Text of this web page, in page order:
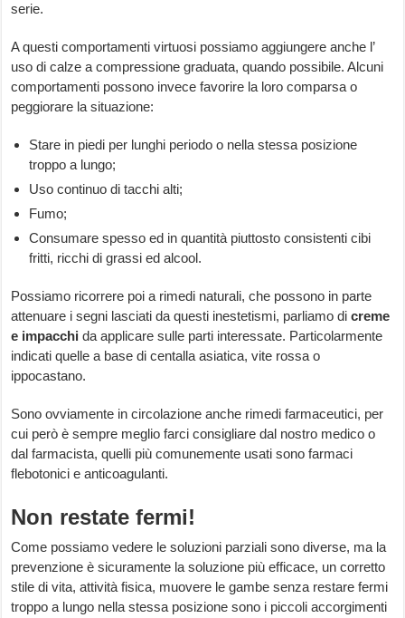
serie.
A questi comportamenti virtuosi possiamo aggiungere anche l’
uso di calze a compressione graduata, quando possibile. Alcuni
comportamenti possono invece favorire la loro comparsa o
peggiorare la situazione:
Stare in piedi per lunghi periodo o nella stessa posizione
troppo a lungo;
Uso continuo di tacchi alti;
Fumo;
Consumare spesso ed in quantità piuttosto consistenti cibi
fritti, ricchi di grassi ed alcool.
Possiamo ricorrere poi a rimedi naturali, che possono in parte
attenuare i segni lasciati da questi inestetismi, parliamo dicreme
e impacchi da applicare sulle parti interessate. Particolarmente
indicati quelle a base di centalla asiatica, vite rossa o
ippocastano.
Sono ovviamente in circolazione anche rimedi farmaceutici, per
cui però è sempre meglio farci consigliare dal nostro medico o
dal farmacista, quelli più comunemente usati sono farmaci
flebotonici e anticoagulanti.
Non restate fermi!
Come possiamo vedere le soluzioni parziali sono diverse, ma la
prevenzione è sicuramente la soluzione più efficace, un corretto
stile di vita, attività fisica, muovere le gambe senza restare fermi
troppo a lungo nella stessa posizione sono i piccoli accorgimenti